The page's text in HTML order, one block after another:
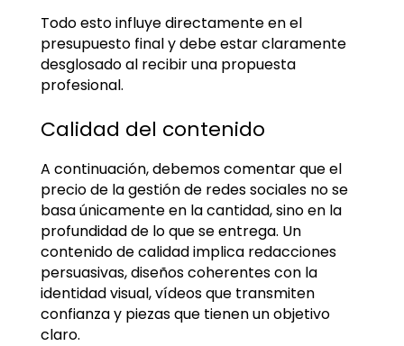
Todo esto influye directamente en el
presupuesto final y debe estar claramente
desglosado al recibir una propuesta
profesional.
Calidad del contenido
A continuación, debemos comentar que el
precio de la gestión de redes sociales no se
basa únicamente en la cantidad, sino en la
profundidad de lo que se entrega. Un
contenido de calidad implica redacciones
persuasivas, diseños coherentes con la
identidad visual, vídeos que transmiten
confianza y piezas que tienen un objetivo
claro.